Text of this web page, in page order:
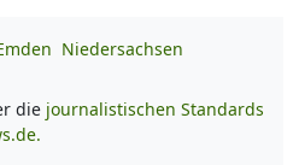
Niedersachsen
die journalistischen Standards